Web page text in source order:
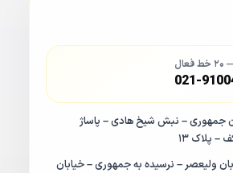
جنس بدنه دوربین مدار بسته فول کالر کلارنت CCP-
021-
جمهوری – نبش شیخ هادی – پاساژ
ولیعصر – نرسیده به جمهوری – خیابان